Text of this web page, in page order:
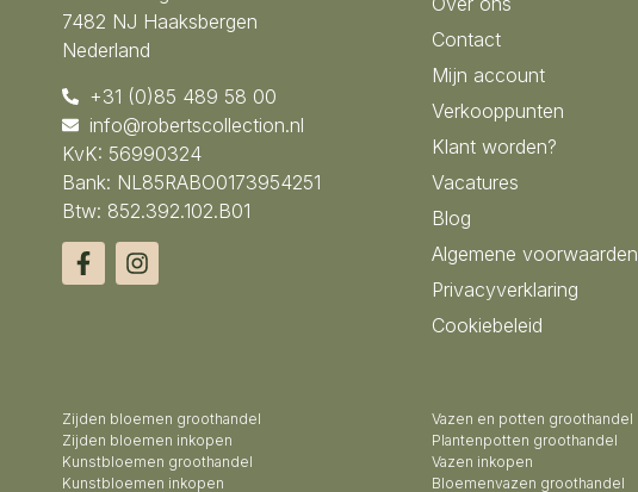
7482 NJ Haaksbergen
Nederland
+31 (0)85 489 58 00
info@robertscollection.nl
KvK: 56990324
Bank: NL85RABO0173954251
Btw: 852.392.102.B01
Contact
Mijn account
Verkooppunten
Klant worden?
Vacatures
Blog
Algemene voorwaarden
Privacyverklaring
Cookiebeleid
Zijden bloemen groothandel
Zijden bloemen inkopen
Kunstbloemen groothandel
Kunstbloemen inkopen
Vazen en potten groothandel
Plantenpotten groothandel
Vazen inkopen
Bloemenvazen groothandel